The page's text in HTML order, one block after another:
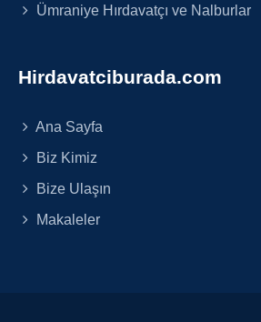
Ümraniye Hırdavatçı ve Nalburlar
Hirdavatciburada.com
Ana Sayfa
Biz Kimiz
Bize Ulaşın
Makaleler